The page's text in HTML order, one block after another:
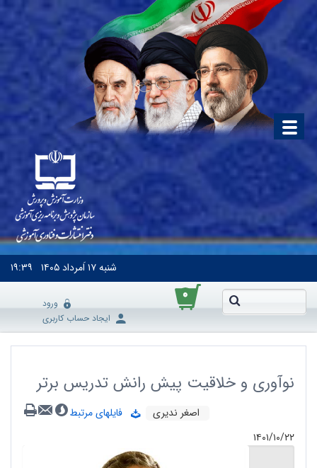
شنبه۱۷ اَمرداد ۱۴۰۵ ۱۹:۳۹
۰
ورود
ایجاد حساب کاربری
نوآوری و خلاقیت پیش رانش تدریس برتر
اصغر ندیری
فایلهای مرتبط
۱۴۰۱/۱۰/۲۲